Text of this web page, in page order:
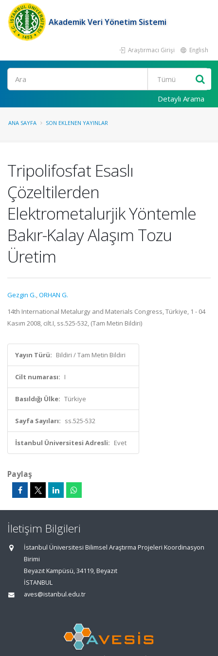
Akademik Veri Yönetim Sistemi
Araştırmacı Girişi English
Ara
Detaylı Arama
ANA SAYFA SON EKLENEN YAYINLAR
Tripolifosfat Esaslı
Çözeltilerden
Elektrometalurjik Yöntemle
Bakır-Kalay Alaşım Tozu
Üretim
Gezgin G.,ORHAN G.
14th International Metalurgy and Materials Congress, Türkiye, 1 - 04
Kasım 2008, cilt.I, ss.525-532, (Tam Metin Bildiri)
Yayın Türü: Bildiri / Tam Metin Bildiri
Cilt numarası: I
Basıldığı Ülke: Türkiye
Sayfa Sayıları: ss.525-532
İstanbul Üniversitesi Adresli: Evet
Paylaş
İletişim Bilgileri
İstanbul Üniversitesi Bilimsel Araştırma Projeleri Koordinasyon
Birimi
Beyazıt Kampüsü, 34119, Beyazıt
İSTANBUL
aves@istanbul.edu.tr